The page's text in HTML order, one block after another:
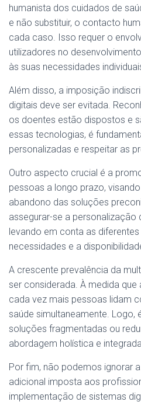
humanista dos cuidados de
e não substituir, o contacto
cada caso. Isso requer o
utilizadores no
às suas necessidades
Além disso, a imposição
digitais deve ser evitada.
os doentes estão dispostos e
essas tecnologias, é
personalizadas e respeitar as
Outro aspecto crucial é a
pessoas a longo prazo,
abandono das soluções
assegurar-se a personalização
levando em conta as
necessidades e a
A crescente prevalência da
ser considerada. À medida que
cada vez mais pessoas lidam
saúde simultaneamente. Logo,
soluções fragmentadas ou
abordagem holística e
Por fim, não podemos ignorar
adicional imposta aos
implementação de sistemas